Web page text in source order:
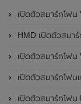
เปิดตัวสมาร์ทโฟน Vivo Y300 Pro อย่างเป็นท
HMD เปิดตัวสมาร์ทโฟน
เปิดตัวสมาร์ทโฟน
เปิดตัวสมาร์ทโฟนเกมมิ่ง
เปิดตัวสมาร์ทโฟน